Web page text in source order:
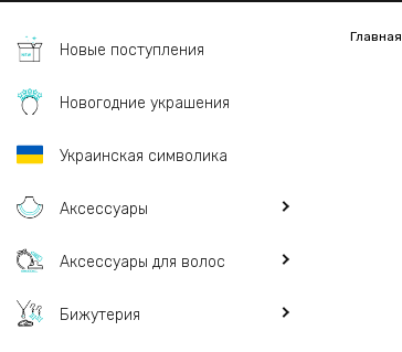
Новые поступления
Новогодние украшения
Украинская символика
Аксессуары
Аксессуары для волос
Бижутерия
Главная